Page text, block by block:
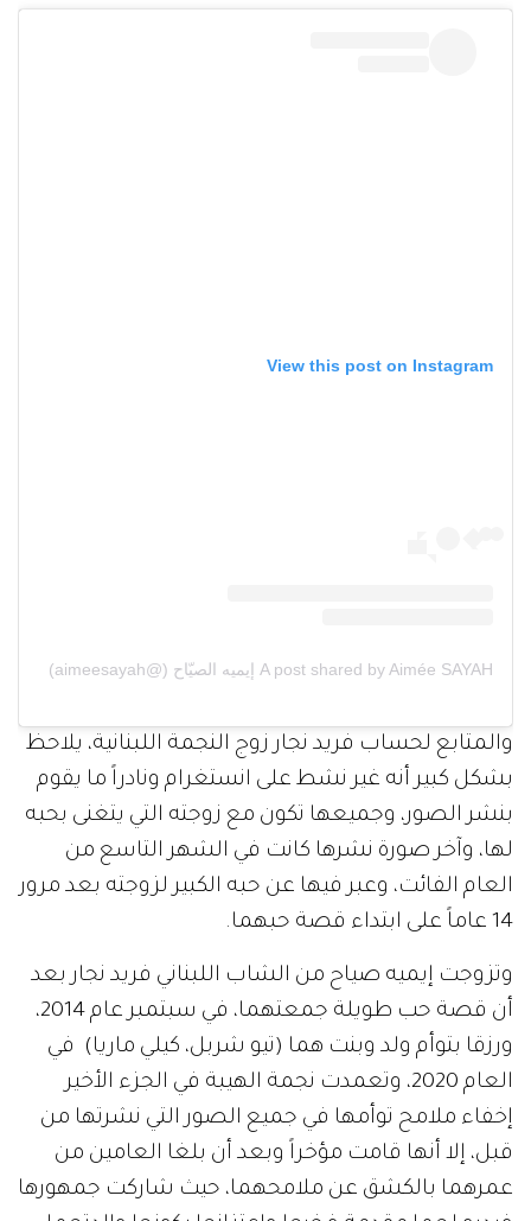
View this post on Instagram
A post shared by Aimée SAYAH إيميه الصيّاح (@aimeesayah)
والمتابع لحساب فريد نجار زوج النجمة اللبنانية، يلاحظ
بشكل كبير أنه غير نشط على انستغرام ونادراً ما يقوم
بنشر الصور، وجميعها تكون مع زوجته التي يتغنى بحبه
لها، وآخر صورة نشرها كانت في الشهر التاسع من
العام الفائت، وعبر فيها عن حبه الكبير لزوجته بعد مرور
14 عاماً على ابتداء قصة حبهما.
وتزوجت إيميه صياح من الشاب اللبناني فريد نجار بعد
أن قصة حب طويلة جمعتهما، في سبتمبر عام 2014،
ورزقا بتوأم ولد وبنت هما (تيو شربل، كيلي ماريا) في
العام 2020، وتعمدت نجمة الهيبة في الجزء الأخير
إخفاء ملامح توأمها في جميع الصور التي نشرتها من
قبل، إلا أنها قامت مؤخراً وبعد أن بلغا العامين من
عمرهما بالكشق عن ملامحهما، حيث شاركت جمهورها